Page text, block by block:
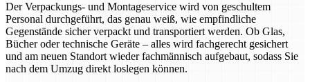
Der Verpackungs- und Montageservice wird von geschultem
Personal durchgeführt, das genau weiß, wie empfindliche
Gegenstände sicher verpackt und transportiert werden. Ob Glas,
Bücher oder technische Geräte – alles wird fachgerecht gesichert
und am neuen Standort wieder fachmännisch aufgebaut, sodass Sie
nach dem Umzug direkt loslegen können.